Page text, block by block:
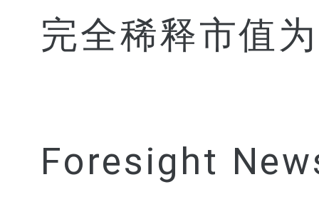
完全稀释市值
Foresight